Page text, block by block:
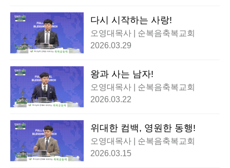
다시 시작하는 사랑!
오영대목사 | 순복음축복교회
2026.03.29
왕과 사는 남자!
오영대목사 | 순복음축복교회
2026.03.22
위대한 컴백, 영원한 동행!
오영대목사 | 순복음축복교회
2026.03.15